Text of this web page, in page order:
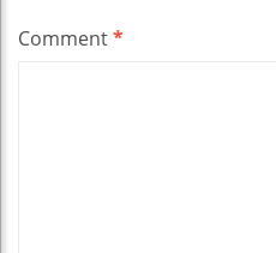
Comment*